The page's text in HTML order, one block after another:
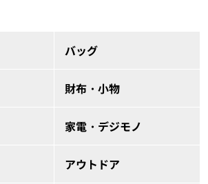
バッグ
財布・小物
家電・デジモノ
アウトドア